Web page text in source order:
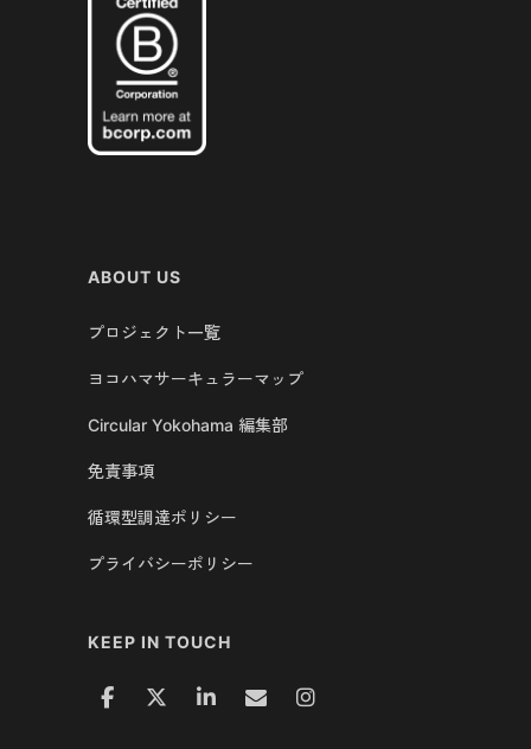
ABOUT US
プロジェクト一覧
ヨコハマサーキュラーマップ
Circular Yokohama 編集部
免責事項
循環型調達ポリシー
プライバシーポリシー
KEEP IN TOUCH